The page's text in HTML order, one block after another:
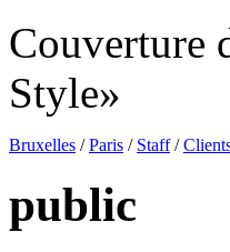
Couverture
Style»
Bruxelles /Paris / Staff/
public